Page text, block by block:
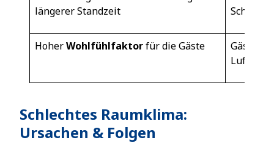
längerer Standzeit
HoherWohlfühlfaktorfür die Gäste
Gäste
Luft
Schlechtes Raumklima:
Ursachen & Folgen